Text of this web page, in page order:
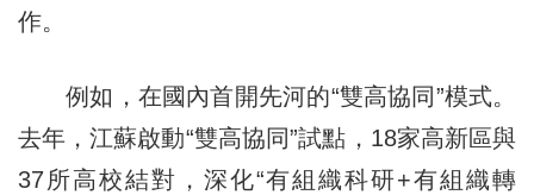
作。
例如，在國內首開先河的“雙高協同”模式。
去年，江蘇啟動“雙高協同”試點，18家高新區與
37所高校結對，深化“有組織科研+有組織轉